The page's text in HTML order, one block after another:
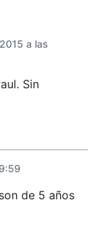
a las
Sin
de 5 años